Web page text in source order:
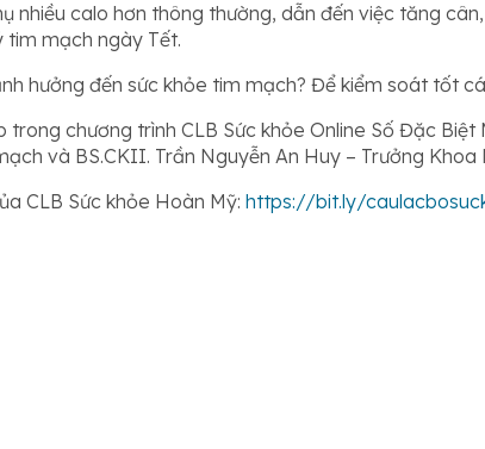
nhiều calo hơn thông thường, dẫn đến việc tăng
tim mạch ngày Tết.
hưởng đến sức khỏe tim mạch? Để kiểm soát tốt
trong chương trình CLB Sức khỏe Online Số Đặc
và BS.CKII. Trần Nguyễn An Huy – Trưởng
CLB Sức khỏe Hoàn Mỹ: https://bit.ly/